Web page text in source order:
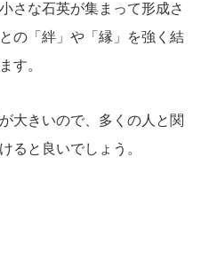
さな石英が集まって形成さ
の「絆」や「縁」を強く結
す。
大きいので、多くの人と関
ると良いでしょう。